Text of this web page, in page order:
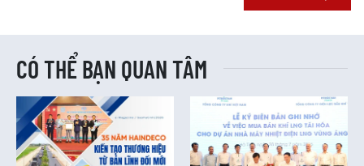
CÓ THỂ BẠN QUAN TÂM